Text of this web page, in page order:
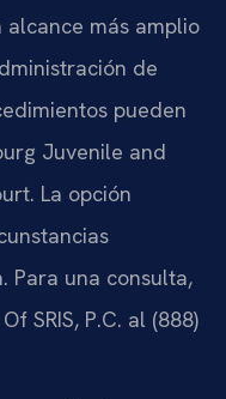
más amplio
de
pueden
Juvenile and
La opción
Para una consulta,
SRIS, P.C. al (888)